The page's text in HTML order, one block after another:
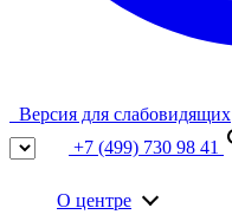
Версия для слабовидящих
+7 (499) 730 98 41
О центре